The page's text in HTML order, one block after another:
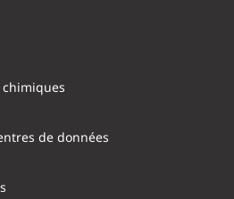
de données